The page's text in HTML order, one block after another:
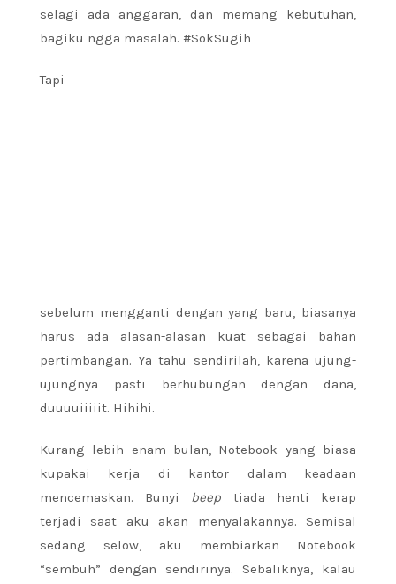
selagi ada anggaran, dan memang kebutuhan,
bagiku ngga masalah. #SokSugih
Tapi
sebelum mengganti dengan yang baru, biasanya
harus ada alasan-alasan kuat sebagai bahan
pertimbangan. Ya tahu sendirilah, karena ujung-
ujungnya pasti berhubungan dengan dana,
duuuuiiiiit. Hihihi.
Kurang lebih enam bulan, Notebook yang biasa
kupakai kerja di kantor dalam keadaan
mencemaskan. Bunyi beep tiada henti kerap
terjadi saat aku akan menyalakannya. Semisal
sedang selow, aku membiarkan Notebook
“sembuh” dengan sendirinya. Sebaliknya, kalau